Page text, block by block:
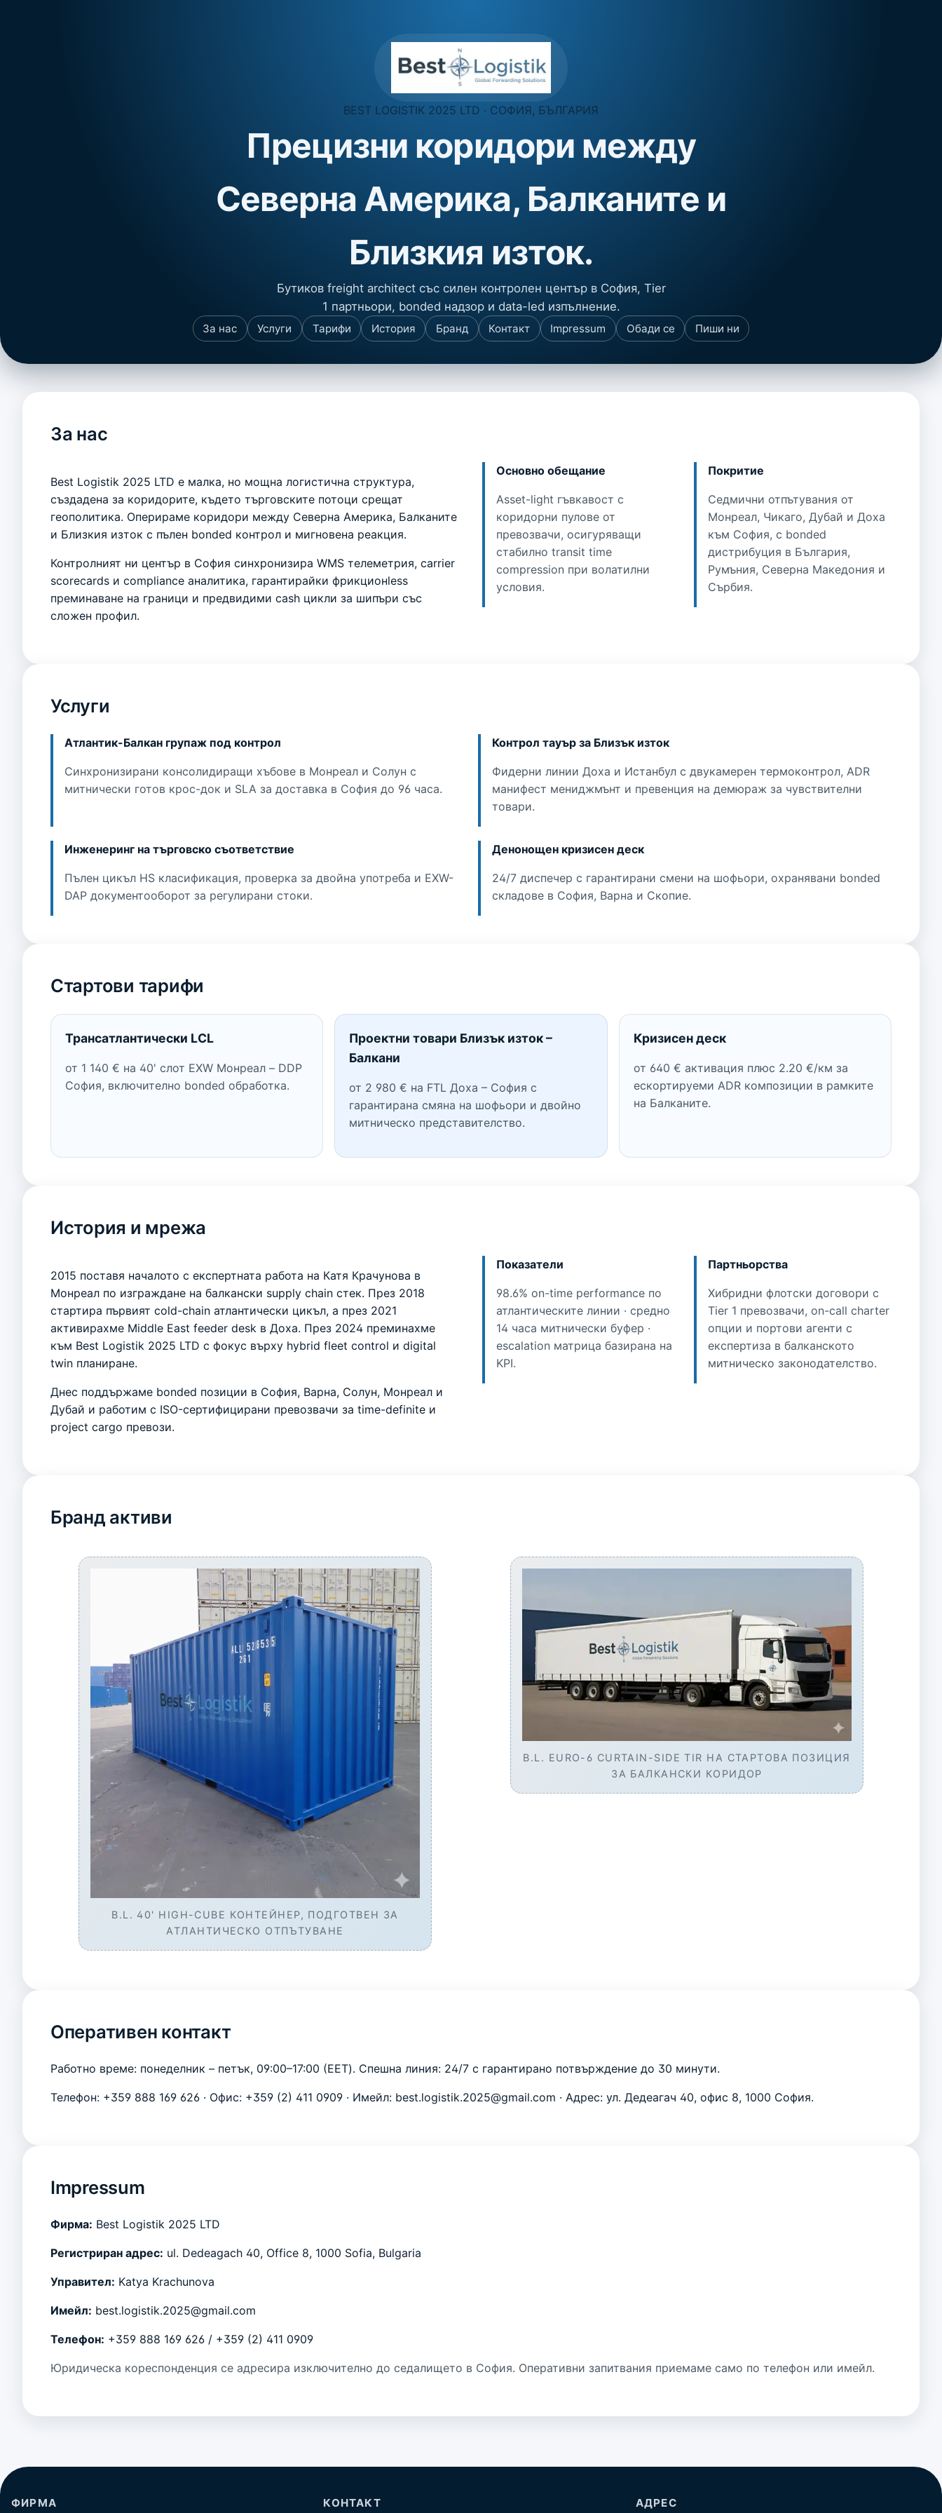
BEST LOGISTIK 2025 LTD · СОФИЯ, БЪЛГАРИЯ
Прецизни коридори между
Северна Америка, Балканите и
Близкия изток.
Бутиков freight architect със силен контролен център в София, Tier
1 партньори, bonded надзор и data-led изпълнение.
За нас Услуги Тарифи История Бранд Контакт Impressum Обади се Пиши ни
За нас
Best Logistik 2025 LTD е малка, но мощна логистична структура,
създадена за коридорите, където търговските потоци срещат
геополитика. Оперираме коридори между Северна Америка, Балканите
и Близкия изток с пълен bonded контрол и мигновена реакция.
Контролният ни център в София синхронизира WMS телеметрия, carrier
scorecards и compliance аналитика, гарантирайки фрикционless
преминаване на граници и предвидими cash цикли за шипъри със
сложен профил.
Основно обещание
Asset-light гъвкавост с
коридорни пулове от
превозвачи, осигуряващи
стабилно transit time
compression при волатилни
условия.
Покритие
Седмични отпътувания от
Монреал, Чикаго, Дубай и Доха
към София, с bonded
дистрибуция в България,
Румъния, Северна Македония и
Сърбия.
Услуги
Атлантик-Балкан групаж под контрол
Синхронизирани консолидиращи хъбове в Монреал и Солун с
митнически готов крос-док и SLA за доставка в София до 96 часа.
Контрол тауър за Близък изток
Фидерни линии Доха и Истанбул с двукамерен термоконтрол, ADR
манифест мениджмънт и превенция на демюраж за чувствителни
товари.
Инженеринг на търговско съответствие
Пълен цикъл HS класификация, проверка за двойна употреба и EXW-
DAP документооборот за регулирани стоки.
Денонощен кризисен деск
24/7 диспечер с гарантирани смени на шофьори, охранявани bonded
складове в София, Варна и Скопие.
Стартови тарифи
Трансатлантически LCL
от 1 140 € на 40' слот EXW Монреал – DDP
София, включително bonded обработка.
Проектни товари Близък изток –
Балкани
от 2 980 € на FTL Доха – София с
гарантирана смяна на шофьори и двойно
митническо представителство.
Кризисен деск
от 640 € активация плюс 2.20 €/км за
ескортируеми ADR композиции в рамките
на Балканите.
История и мрежа
2015 поставя началото с експертната работа на Катя Крачунова в
Монреал по изграждане на балкански supply chain стек. През 2018
стартира първият cold-chain атлантически цикъл, а през 2021
активирахме Middle East feeder desk в Доха. През 2024 преминахме
към Best Logistik 2025 LTD с фокус върху hybrid fleet control и digital
twin планиране.
Днес поддържаме bonded позиции в София, Варна, Солун, Монреал и
Дубай и работим с ISO-сертифицирани превозвачи за time-definite и
project cargo превози.
Показатели
98.6% on-time performance по
атлантическите линии · средно
14 часа митнически буфер ·
escalation матрица базирана на
KPI.
Партньорства
Хибридни флотски договори с
Tier 1 превозвачи, on-call charter
опции и портови агенти с
експертиза в балканското
митническо законодателство.
Бранд активи
B.L. 40' HIGH-CUBE КОНТЕЙНЕР, ПОДГОТВЕН ЗА
АТЛАНТИЧЕСКО ОТПЪТУВАНЕ
B.L. EURO-6 CURTAIN-SIDE TIR НА СТАРТОВА ПОЗИЦИЯ
ЗА БАЛКАНСКИ КОРИДОР
Оперативен контакт
Работно време: понеделник – петък, 09:00–17:00 (EET). Спешна линия: 24/7 с гарантирано потвърждение до 30 минути.
Телефон: +359 888 169 626 · Офис: +359 (2) 411 0909 · Имейл: best.logistik.2025@gmail.com · Адрес: ул. Дедеагач 40, офис 8, 1000 София.
Impressum
Фирма: Best Logistik 2025 LTD
Регистриран адрес: ul. Dedeagach 40, Office 8, 1000 Sofia, Bulgaria
Управител: Katya Krachunova
Имейл: best.logistik.2025@gmail.com
Телефон: +359 888 169 626 / +359 (2) 411 0909
Юридическа кореспонденция се адресира изключително до седалището в София. Оперативни запитвания приемаме само по телефон или имейл.
ФИРМА КОНТАКТ АДРЕС